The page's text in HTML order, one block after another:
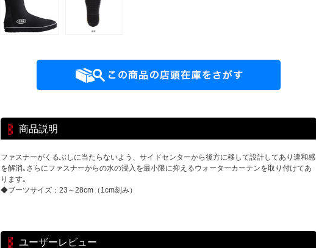
商品説明
ファスナーがくるぶしに当たらないよう、サイドセンターから後方に移して設計してあり違和感
を解消｡さらにファスナーからの水の浸入を最小限に抑えるウォーターカーテンを取り付けてあ
ります｡
◆ブーツサイズ：23～28cm（1cm刻み）
ユーザーレビュー